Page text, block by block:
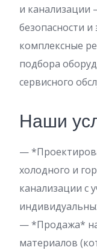
и канализации
безопасности
комплексные
подбора
сервисного
Наши
—
холодного и
канализации с
— *Продажа*
материалов